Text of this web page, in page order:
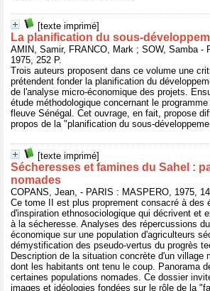
[texte imprimé]
La planification du sous-
AMIN, Samir, FRANCO, Mark ; SOW, Samba -
1975, 252 P.
Trois auteurs proposent dans ce volume une
prétendent fonder la planification du
de l'analyse micro-économique des projets.
étude méthodologique concernant le
fleuve Sénégal. Cet ouvrage, en fait, propose
propos de la "planification du sous-
[texte imprimé]
Sécheresses et famines du Sahel :
nomades
COPANS, Jean, - PARIS : MASPERO, 1975,
Ce tome II est plus proprement consacré à des
d'inspiration ethnosociologique qui décrivent et
à la sécheresse. Analyses des répercussions
économique sur une population d'agriculteurs
démystification des pseudo-vertus du progrès
Description de la situation concrète d'un village
dont les habitants ont tenu le coup. Panorama
certaines populations nomades. Ce dossier
images et idéologies fondées sur le rôle de la